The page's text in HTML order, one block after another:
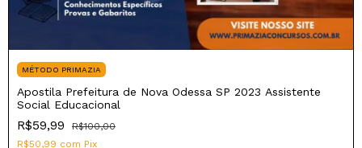
MÉTODO PRIMAZIA
Apostila Prefeitura de Nova Odessa SP 2023 Assistente
Social Educacional
R$59,99
R$100,00
R$50,99 com Pix